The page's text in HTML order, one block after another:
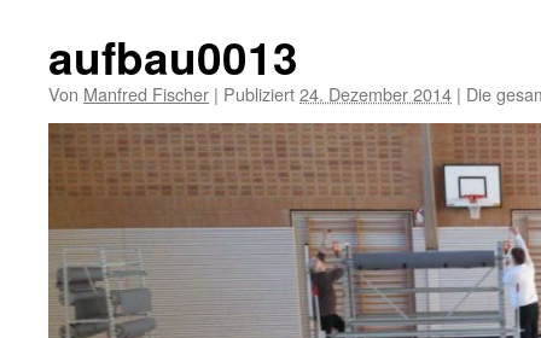
aufbau0013
Von Manfred Fischer | Publiziert24. Dezember 2014 | Die